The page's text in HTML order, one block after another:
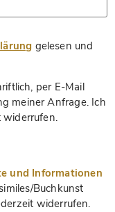
gelesen und
per E-Mail
meiner Anfrage. Ich
widerrufen.
und Informationen
Buchkunst
widerrufen.